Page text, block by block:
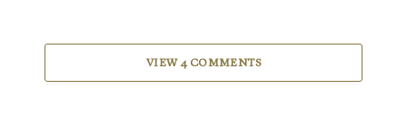
VIEW 4 COMMENTS